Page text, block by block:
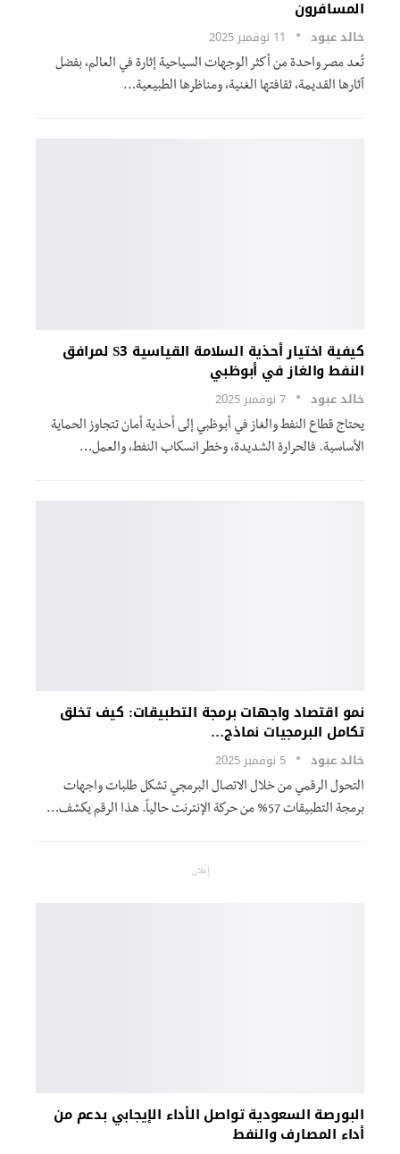
المسافرون
خالد عبود 11 نوفمبر 2025
تُعد مصر واحدة من أكثر الوجهات السياحية إثارة في العالم، بفضل
آثارها القديمة، ثقافتها الغنية، ومناظرها الطبيعية…
كيفية اختيار أحذية السلامة القياسية S3 لمرافق
النفط والغاز في أبوظبي
خالد عبود 7 نوفمبر 2025
يحتاج قطاع النفط والغاز في أبوظبي إلى أحذية أمان تتجاوز الحماية
الأساسية. فالحرارة الشديدة، وخطر انسكاب النفط، والعمل…
نمو اقتصاد واجهات برمجة التطبيقات: كيف تخلق
تكامل البرمجيات نماذج…
خالد عبود 5 نوفمبر 2025
التحول الرقمي من خلال الاتصال البرمجي تشكل طلبات واجهات
برمجة التطبيقات 57% من حركة الإنترنت حالياً. هذا الرقم يكشف…
إعلان
البورصة السعودية تواصل الأداء الإيجابي بدعم من
أداء المصارف والنفط